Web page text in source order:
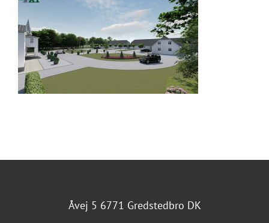
Åvej 5 6771 Gredstedbro DK